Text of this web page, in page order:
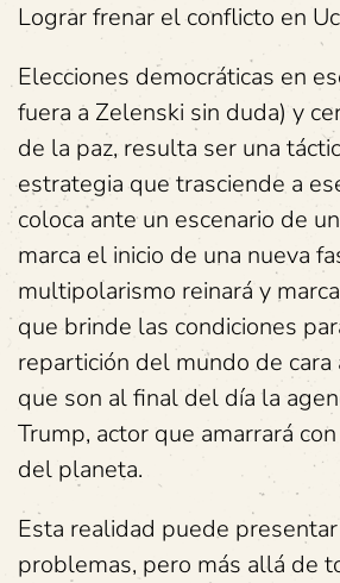
Lograr frenar el conflicto en
Elecciones democráticas en
fuera a Zelenski sin duda) y
de la paz, resulta ser una
estrategia que trasciende a
coloca ante un escenario de
marca el inicio de una nueva
multipolarismo reinará y
que brinde las condiciones
repartición del mundo de cara
que son al final del día la
Trump, actor que amarrará
del planeta.
Esta realidad puede
problemas, pero más allá de